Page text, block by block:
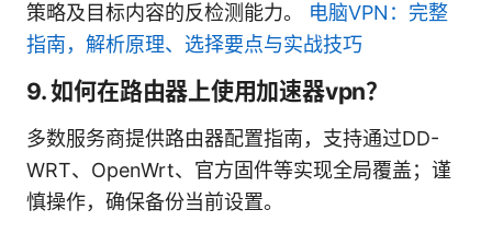
策略及目标内容的反检测能力。 电脑VPN：完整
指南，解析原理、选择要点与实战技巧
9. 如何在路由器上使用加速器vpn？
多数服务商提供路由器配置指南，支持通过DD-
WRT、OpenWrt、官方固件等实现全局覆盖；谨
慎操作，确保备份当前设置。